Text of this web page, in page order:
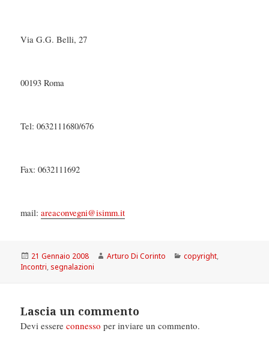
Via G.G. Belli, 27
00193 Roma
Tel: 0632111680/676
Fax: 0632111692
mail:areaconvegni@isimm.it
Scritto
il
21 Gennaio 2008 Autore
Arturo Di Corinto Categorie
copyright,
Incontri, segnalazioni
Lascia un commento
Devi essereconnesso per inviare un commento.